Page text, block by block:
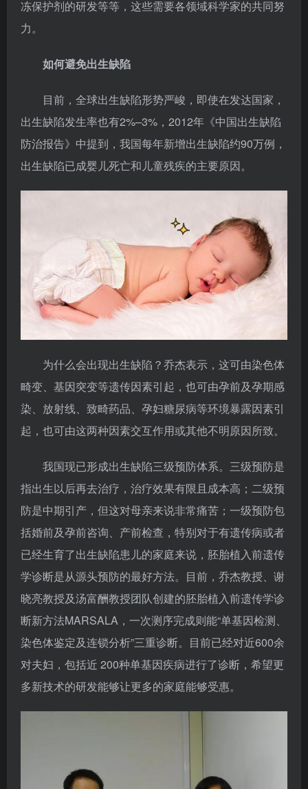
冻保护剂的研发等等，这些需要各领域科学家的共同努
力。
如何避免出生缺陷
目前，全球出生缺陷形势严峻，即使在发达国家，
出生缺陷发生率也有2%–3%，2012年《中国出生缺陷
防治报告》中提到，我国每年新增出生缺陷约90万例，
出生缺陷已成婴儿死亡和儿童残疾的主要原因。
为什么会出现出生缺陷？乔杰表示，这可由染色体
畸变、基因突变等遗传因素引起，也可由孕前及孕期感
染、放射线、致畸药品、孕妇糖尿病等环境暴露因素引
起，也可由这两种因素交互作用或其他不明原因所致。
我国现已形成出生缺陷三级预防体系。三级预防是
指出生以后再去治疗，治疗效果有限且成本高；二级预
防是中期引产，但这对母亲来说非常痛苦；一级预防包
括婚前及孕前咨询、产前检查，特别对于有遗传病或者
已经生育了出生缺陷患儿的家庭来说，胚胎植入前遗传
学诊断是从源头预防的最好方法。目前，乔杰教授、谢
晓亮教授及汤富酬教授团队创建的胚胎植入前遗传学诊
断新方法MARSALA，一次测序完成则能“单基因检测、
染色体鉴定及连锁分析”三重诊断。目前已经对近600余
对夫妇，包括近 200种单基因疾病进行了诊断，希望更
多新技术的研发能够让更多的家庭能够受惠。